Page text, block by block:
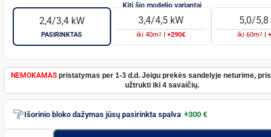
2,4/3,4 kW
PASIRINKTAS
3,4/4,5 kW
iki40m2 +290€
5,0/5,8
iki60m2
NEMOKAMAS pristatymas per 1-3 d.d. Jeigu prekės sandelyje neturime,
užtrukti iki 4 savaičių.
Išorinio bloko dažymas jūsų pasirinkta spalva +300 €